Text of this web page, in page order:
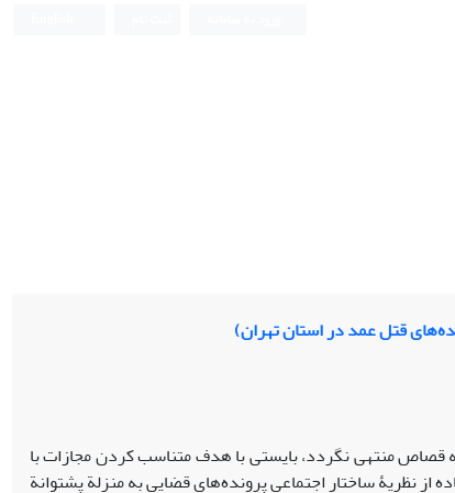
قتل عمد در استان تهران)
فرضی که پرونده به قصاص منتهی نگردد، بایستی با هدف متناسب کردن مجازات با
نظریۀ ساختار اجتماعی پرونده‌های قضایی به منزلة پشتوانة